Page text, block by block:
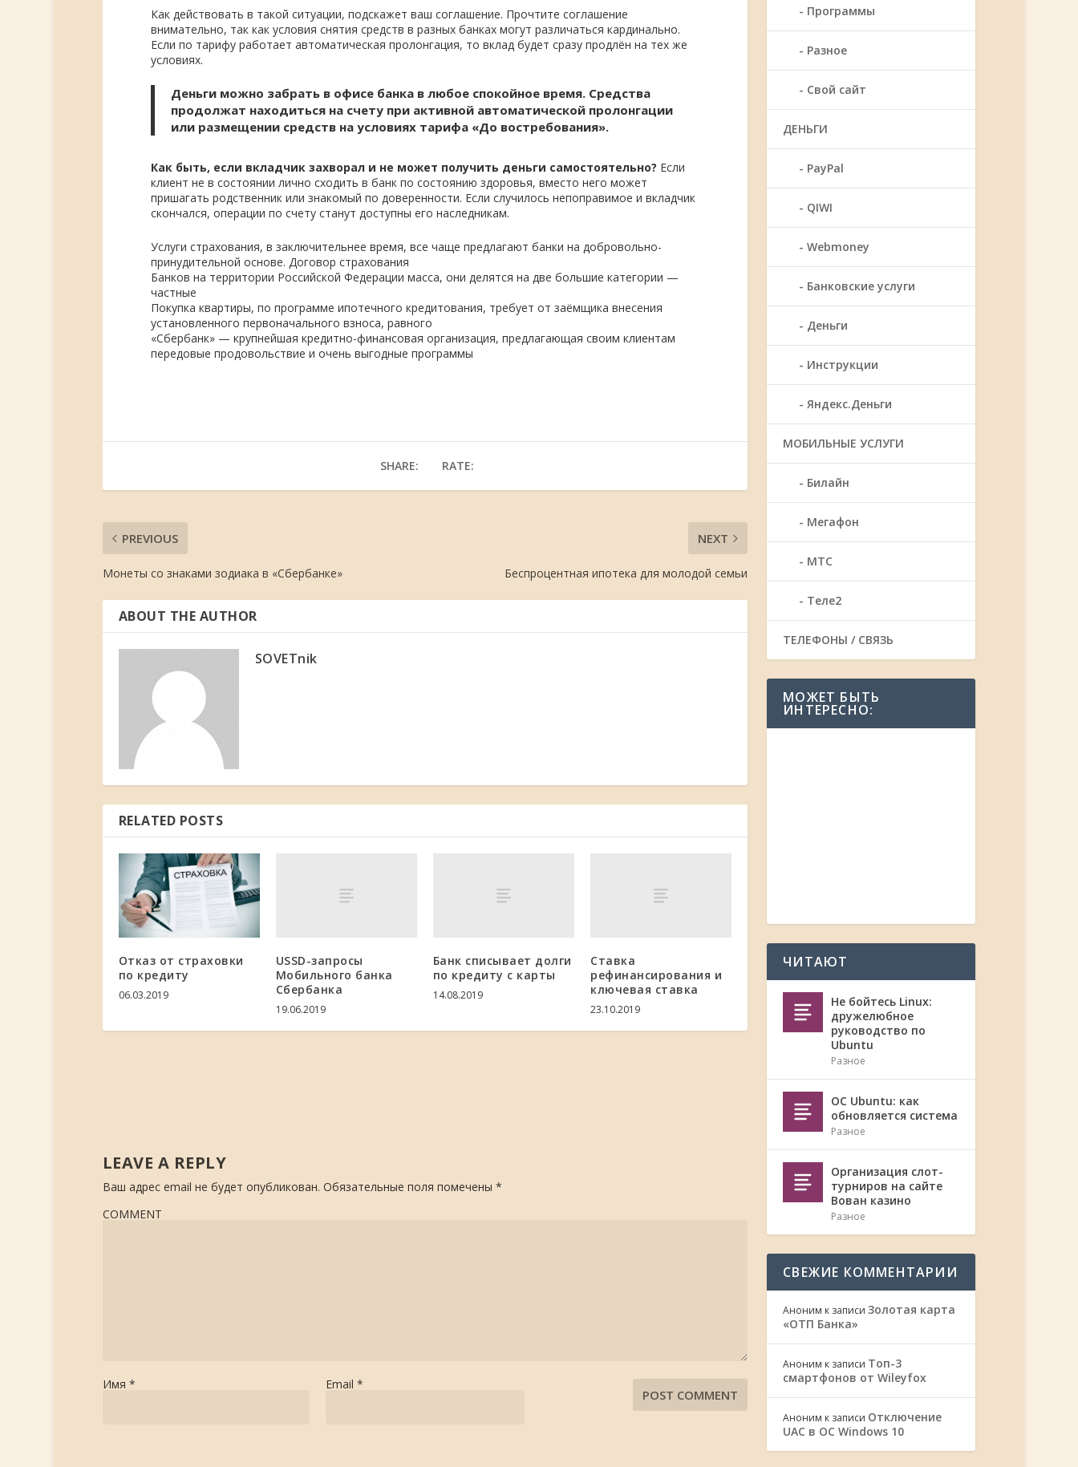
Как действовать в такой ситуации, подскажет ваш соглашение. Прочтите соглашение
внимательно, так как условия снятия средств в разных банках могут различаться кардинально.
Если по тарифу работает автоматическая пролонгация, то вклад будет сразу продлён на тех же
условиях.
Деньги можно забрать в офисе банка в любое спокойное время. Средства
продолжат находиться на счету при активной автоматической пролонгации
или размещении средств на условиях тарифа «До востребования».
Как быть, если вкладчик захворал и не может получить деньги самостоятельно? Если
клиент не в состоянии лично сходить в банк по состоянию здоровья, вместо него может
пришагать родственник или знакомый по доверенности. Если случилось непоправимое и вкладчик
скончался, операции по счету станут доступны его наследникам.
Услуги страхования, в заключительнее время, все чаще предлагают банки на добровольно-
принудительной основе. Договор страхования
Банков на территории Российской Федерации масса, они делятся на две большие категории —
частные
Покупка квартиры, по программе ипотечного кредитования, требует от заёмщика внесения
установленного первоначального взноса, равного
«Сбербанк» — крупнейшая кредитно-финансовая организация, предлагающая своим клиентам
передовые продовольствие и очень выгодные программы
SHARE: RATE:
PREVIOUS
Монеты со знаками зодиака в «Сбербанке»
NEXT
Беспроцентная ипотека для молодой семьи
ABOUT THE AUTHOR
SOVETnik
RELATED POSTS
Отказ от страховки
по кредиту
06.03.2019
USSD-запросы
Мобильного банка
Сбербанка
19.06.2019
Банк списывает долги
по кредиту с карты
14.08.2019
Ставка
рефинансирования и
ключевая ставка
23.10.2019
LEAVE A REPLY
Ваш адрес email не будет опубликован. Обязательные поля помечены *
COMMENT
Имя * Email *
Программы
Разное
Свой сайт
ДЕНЬГИ
PayPal
QIWI
Webmoney
Банковские услуги
Деньги
Инструкции
Яндекс.Деньги
МОБИЛЬНЫЕ УСЛУГИ
Билайн
Мегафон
МТС
Теле2
ТЕЛЕФОНЫ / СВЯЗЬ
МОЖЕТ БЫТЬ
ИНТЕРЕСНО:
ЧИТАЮТ
Не бойтесь Linux:
дружелюбное
руководство по
Ubuntu
Разное
ОС Ubuntu: как
обновляется система
Разное
Организация слот-
турниров на сайте
Вован казино
Разное
СВЕЖИЕ КОММЕНТАРИИ
Аноним к записиЗолотая карта
«ОТП Банка»
Аноним к записи Топ-3
смартфонов от Wileyfox
Аноним к записи Отключение
UAC в ОС Windows 10